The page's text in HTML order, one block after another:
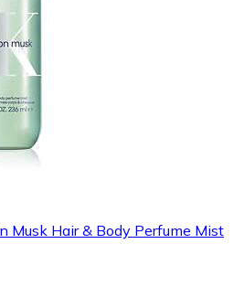
Musk Hair & Body Perfume Mist